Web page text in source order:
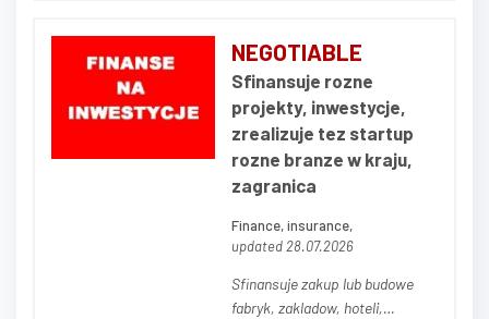
transakcji to ok. 600 Klientów.
Firma działa od prawie 10 lat.
Notujemy wzrost przychodów w
każdym roku. Portfel podlega...
NEGOTIABLE
Sfinansuje rozne
projekty, inwestycje,
zrealizuje tez startup
rozne branze w kraju,
zagranica
Finance, insurance,
updated 28.07.2026
Sfinansuje zakup lub budowe
fabryk, zakladow, hoteli,